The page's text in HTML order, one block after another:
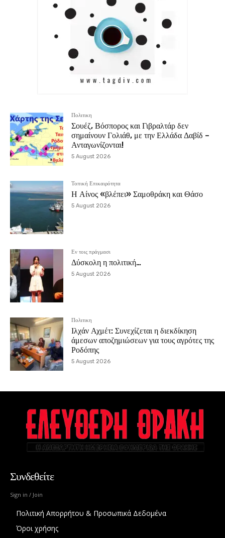
Πολιτικη
Σουέζ, Βόσπορος και Γιβραλτάρ δεν
σημαίνουν Γολιάθ, με την Ελλάδα Δαβίδ –
Ανταγωνίζονται!
5 August 2026
Τοπική Επικαιρότητα
Η Αίνος «βλέπει» Σαμοθράκη και Θάσο
5 August 2026
Εν τοις πράγμασι
Δύσκολη η πολιτική…
5 August 2026
Πολιτικη
Ιλχάν Αχμέτ: Συνεχίζεται η διεκδίκηση
άμεσων αποζημιώσεων για τους αγρότες της
Ροδόπης
5 August 2026
Συνδεθείτε
Sign in / Join
Πολιτική Απορρήτου & Προσωπικά Δεδομένα
Όροι χρήσης